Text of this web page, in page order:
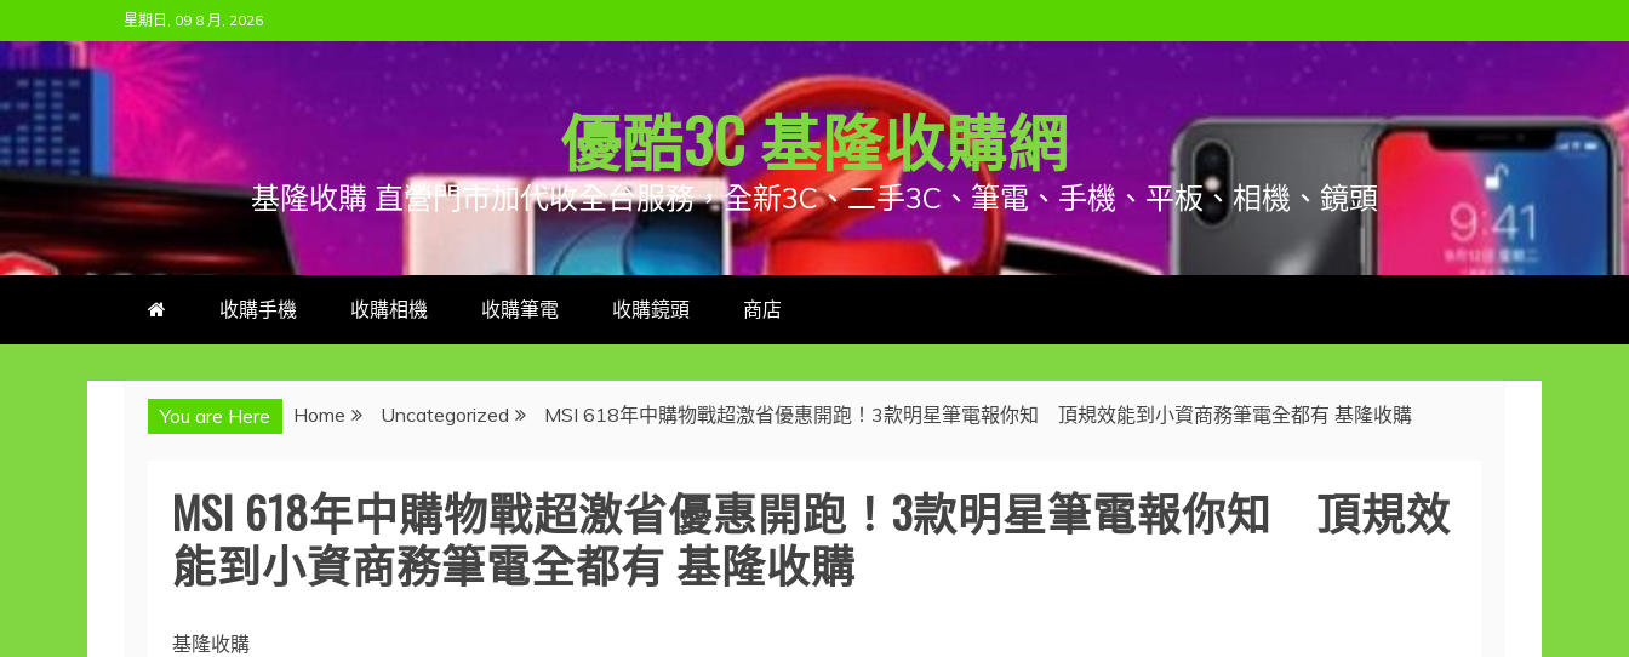
to
content
星期日, 09 8 月, 2026
優酷3C 基隆收購網
基隆收購 直營門市加代收全台服務，全新3C、二手3C、筆電、手機、平板、相機、鏡頭
收購手機 收購相機 收購筆電 收購鏡頭 商店
You are Here Home Uncategorized MSI 618年中購物戰超激省優惠開跑！3款明星筆電報你知 頂規效能到小資商務筆電全都有 基隆收購
MSI 618年中購物戰超激省優惠開跑！3款明星筆電報你知 頂規效
能到小資商務筆電全都有 基隆收購
基隆收購